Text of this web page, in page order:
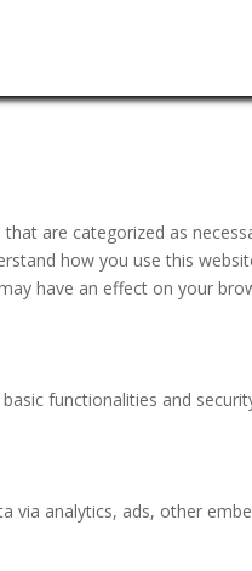
are categorized as
how you use this
have an effect on your
functionalities and
via analytics, ads, other